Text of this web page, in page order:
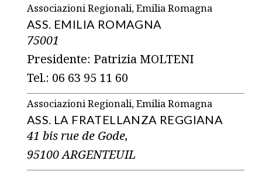
Associazioni Regionali, Emilia Romagna
ASS. EMILIA ROMAGNA
75001
Presidente: Patrizia MOLTENI
Tel.: 06 63 95 11 60
Associazioni Regionali, Emilia Romagna
ASS. LA FRATELLANZA REGGIANA
41 bis rue de Gode,
95100 ARGENTEUIL